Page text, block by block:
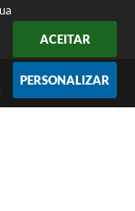
ACEITAR
PERSONALIZAR